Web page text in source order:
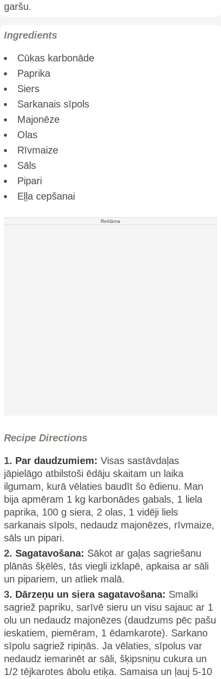
garšu.
Ingredients
Cūkas karbonāde
Paprika
Siers
Sarkanais sīpols
Majonēze
Olas
Rīvmaize
Sāls
Pipari
Eļļa cepšanai
Reklāma
Recipe Directions
1. Par daudzumiem: Visas sastāvdaļas
jāpielāgo atbilstoši ēdāju skaitam un laika
ilgumam, kurā vēlaties baudīt šo ēdienu. Man
bija apmēram 1 kg karbonādes gabals, 1 liela
paprika, 100 g siera, 2 olas, 1 vidēji liels
sarkanais sīpols, nedaudz majonēzes, rīvmaize,
sāls un pipari.
2. Sagatavošana: Sākot ar gaļas sagriešanu
plānās šķēlēs, tās viegli izklapē, apkaisa ar sāli
un pipariem, un atliek malā.
3. Dārzeņu un siera sagatavošana: Smalki
sagriež papriku, sarīvē sieru un visu sajauc ar 1
olu un nedaudz majonēzes (daudzums pēc pašu
ieskatiem, piemēram, 1 ēdamkarote). Sarkano
sīpolu sagriež ripiņās. Ja vēlaties, sīpolus var
nedaudz iemarinēt ar sāli, šķipsniņu cukura un
1/2 tējkarotes ābolu etiķa. Samaisa un ļauj 5-10